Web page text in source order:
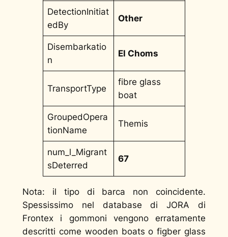
DetectionInitiat
edBy
Other
Disembarkatio
n
El Choms
TransportType
fibre glass
boat
GroupedOpera
tionName
Themis
num_l_Migrant
sDeterred
67
Nota: il tipo di barca non coincidente.
Spessissimo nel database di JORA di
Frontex i gommoni vengono erratamente
descritti come wooden boats o figber glass